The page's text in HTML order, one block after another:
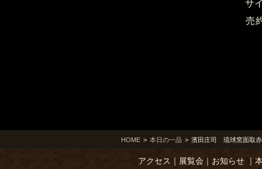
サ
売
HOME > 本日の一品 > 濱田庄司 琉球窯面取
アクセス ｜ 展覧会｜ お知らせ｜